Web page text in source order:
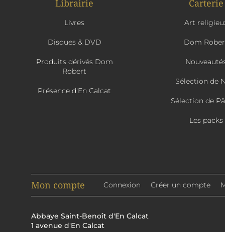
Librairie
Livres
Disques & DVD
Produits dérivés Dom
Robert
Présence d'En Calcat
Carterie
Art
Dom
Sélection de
Sélection de
Les packs
Mon compte Connexion Créer un compte
Abbaye Saint-Benoît d'En Calcat
1 avenue d'En Calcat